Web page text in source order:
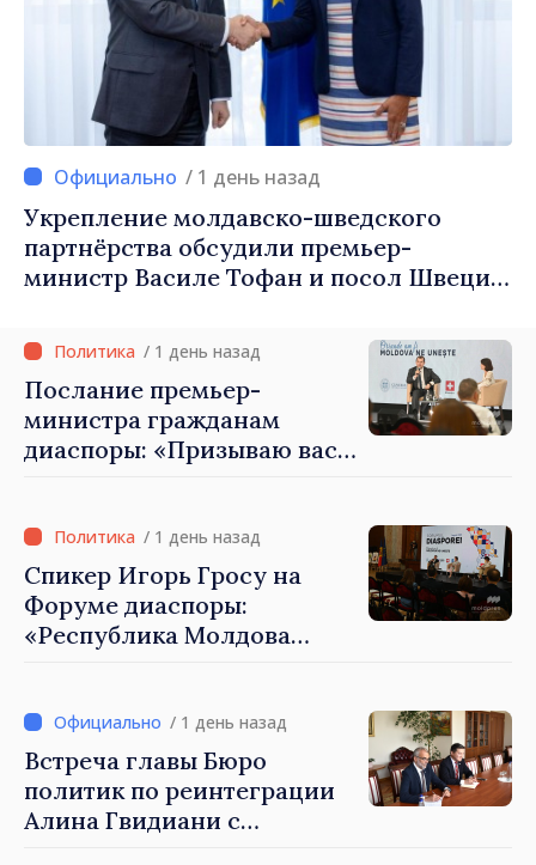
/ 1 день назад
Укрепление молдавско-шведского
партнёрства обсудили премьер-
министр Василе Тофан и посол Швеции
/ 1 день назад
Послание премьер-
министра гражданам
диаспоры: «Призываю вас
Молдова» / 1 день назад
Спикер Игорь Гросу на
Форуме диаспоры:
«Республика Молдова
и за рубежом, что
заслуживает стать частью
большой европейской
семьи»
/ 1 день назад
Встреча главы Бюро
политик по реинтеграции
Алина Гвидиани с